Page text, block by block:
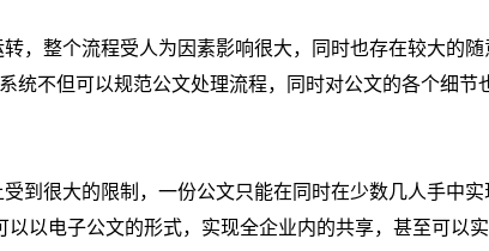
，整个流程受人为因素影响很大，同时也存在较大的
系统不但可以规范公文处理流程，同时对公文的各个细节
到很大的限制，一份公文只能在同时在少数几人手中
以电子公文的形式，实现全企业内的共享，甚至可以